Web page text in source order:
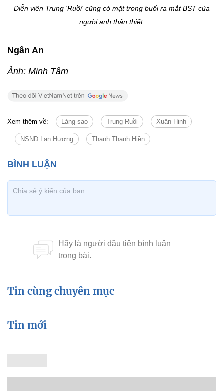
Diễn viên Trung 'Ruồi' cũng có mặt trong buổi ra mắt BST của
người anh thân thiết.
Ngân An
Ảnh: Minh Tâm
Xem thêm về: Làng sao Trung Ruồi Xuân Hinh
NSND Lan Hương Thanh Thanh Hiền
Tin cùng chuyên mục
Tin mới